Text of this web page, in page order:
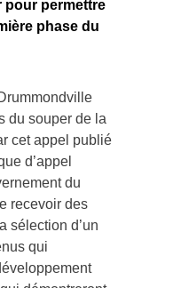
phase du
du souper de la
cet appel publié
d’appel
du
recevoir des
d’un
qui
démontreront